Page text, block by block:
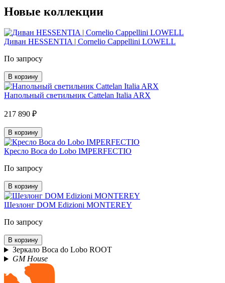
Новые коллекции
Диван HESSENTIA | Cornelio Cappellini LOWELL
По запросу
В корзину
Напольный светильник Cattelan Italia ARX
217 890 ₽
В корзину
Кресло Boca do Lobo IMPERFECTIO
По запросу
В корзину
Шезлонг DOM Edizioni MONTEREY
По запросу
В корзину
Зеркало Boca do Lobo ROOT
GM House